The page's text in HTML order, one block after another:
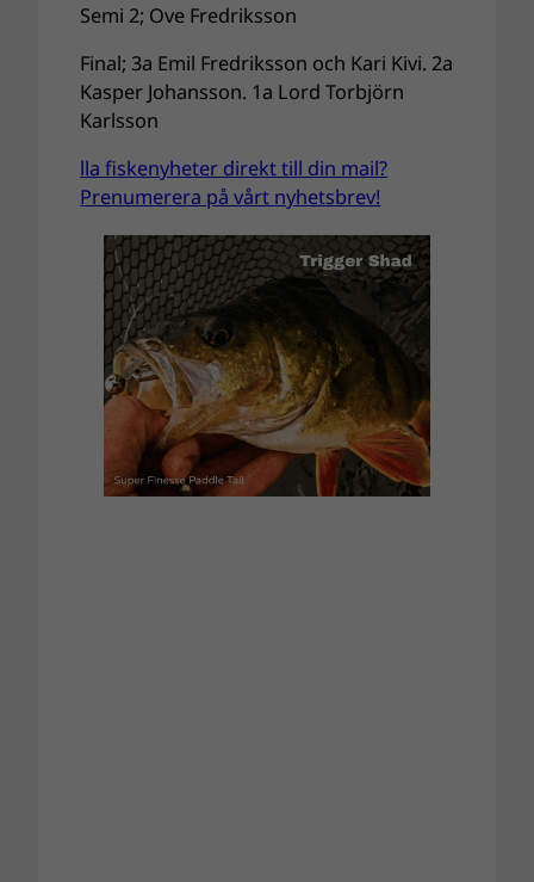
Semi 2; Ove Fredriksson
Final; 3a Emil Fredriksson och Kari Kivi. 2a
Kasper Johansson. 1a Lord Torbjörn
Karlsson
lla fiskenyheter direkt till din mail?
Prenumerera på vårt nyhetsbrev!